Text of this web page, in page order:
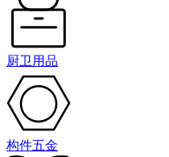
厨卫用品
构件五金